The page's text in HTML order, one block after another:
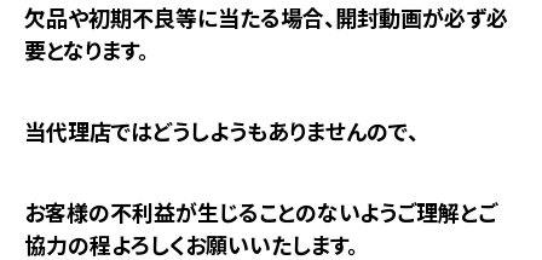
欠品や初期不良等に当たる場合、開封動画が必ず必
要となります。
当代理店ではどうしようもありませんので、
お客様の不利益が生じることのないようご理解とご
協力の程よろしくお願いいたします。